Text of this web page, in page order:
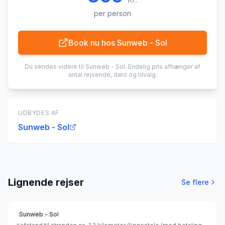
per person
Book nu hos Sunweb - Sol
Du sendes videre til Sunweb - Sol. Endelig pris afhænger af
antal rejsende, dato og tilvalg.
UDBYDES AF
Sunweb - Sol
Lignende rejser Se flere
Sunweb - Sol
Villa Paola